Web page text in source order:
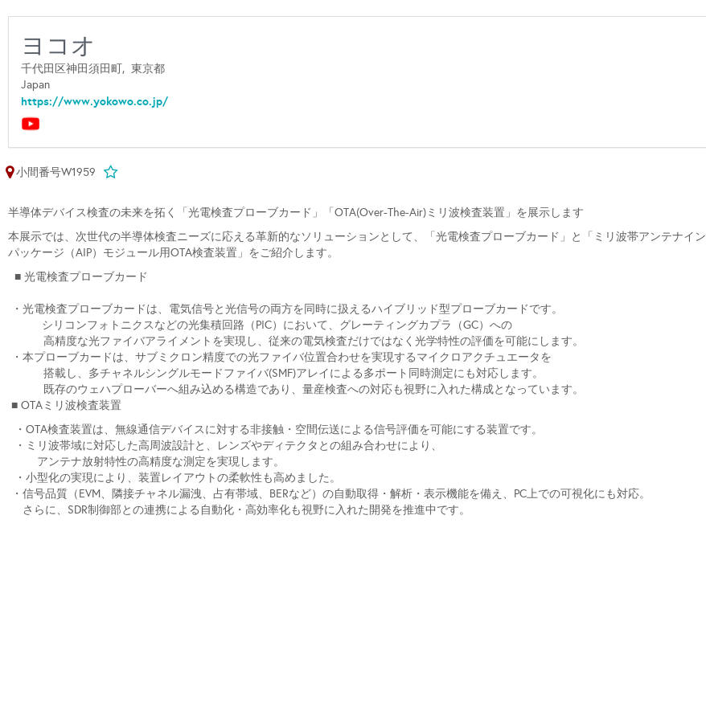
ヨコオ
千代田区神田須田町, 東京都
Japan
https://www.yokowo.co.jp/
小間番号W1959
半導体デバイス検査の未来を拓く「光電検査プローブカード」「OTA(Over-The-Air)ミリ波検査装置」を展示します
本展示では、次世代の半導体検査ニーズに応える革新的なソリューションとして、「光電検査プローブカード」と「ミリ波帯アンテナイン
パッケージ（AIP）モジュール用OTA検査装置」をご紹介します。
■ 光電検査プローブカード
・光電検査プローブカードは、電気信号と光信号の両方を同時に扱えるハイブリッド型プローブカードです。
シリコンフォトニクスなどの光集積回路（PIC）において、グレーティングカプラ（GC）への
高精度な光ファイバアライメントを実現し、従来の電気検査だけではなく光学特性の評価を可能にします。
・本プローブカードは、サブミクロン精度での光ファイバ位置合わせを実現するマイクロアクチュエータを
搭載し、多チャネルシングルモードファイバ(SMF)アレイによる多ポート同時測定にも対応します。
既存のウェハプローバーへ組み込める構造であり、量産検査への対応も視野に入れた構成となっています。
■ OTAミリ波検査装置
・OTA検査装置は、無線通信デバイスに対する非接触・空間伝送による信号評価を可能にする装置です。
・ミリ波帯域に対応した高周波設計と、レンズやディテクタとの組み合わせにより、
アンテナ放射特性の高精度な測定を実現します。
・小型化の実現により、装置レイアウトの柔軟性も高めました。
・信号品質（EVM、隣接チャネル漏洩、占有帯域、BERなど）の自動取得・解析・表示機能を備え、PC上での可視化にも対応。
さらに、SDR制御部との連携による自動化・高効率化も視野に入れた開発を推進中です。